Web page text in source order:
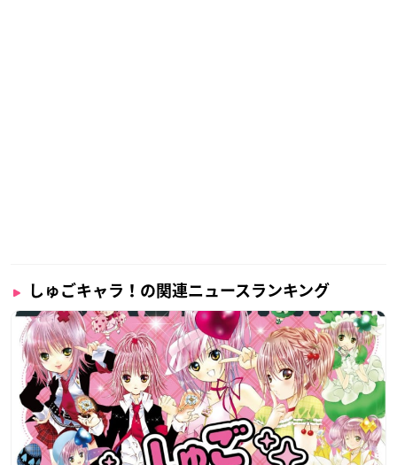
しゅごキャラ！の関連ニュースランキング